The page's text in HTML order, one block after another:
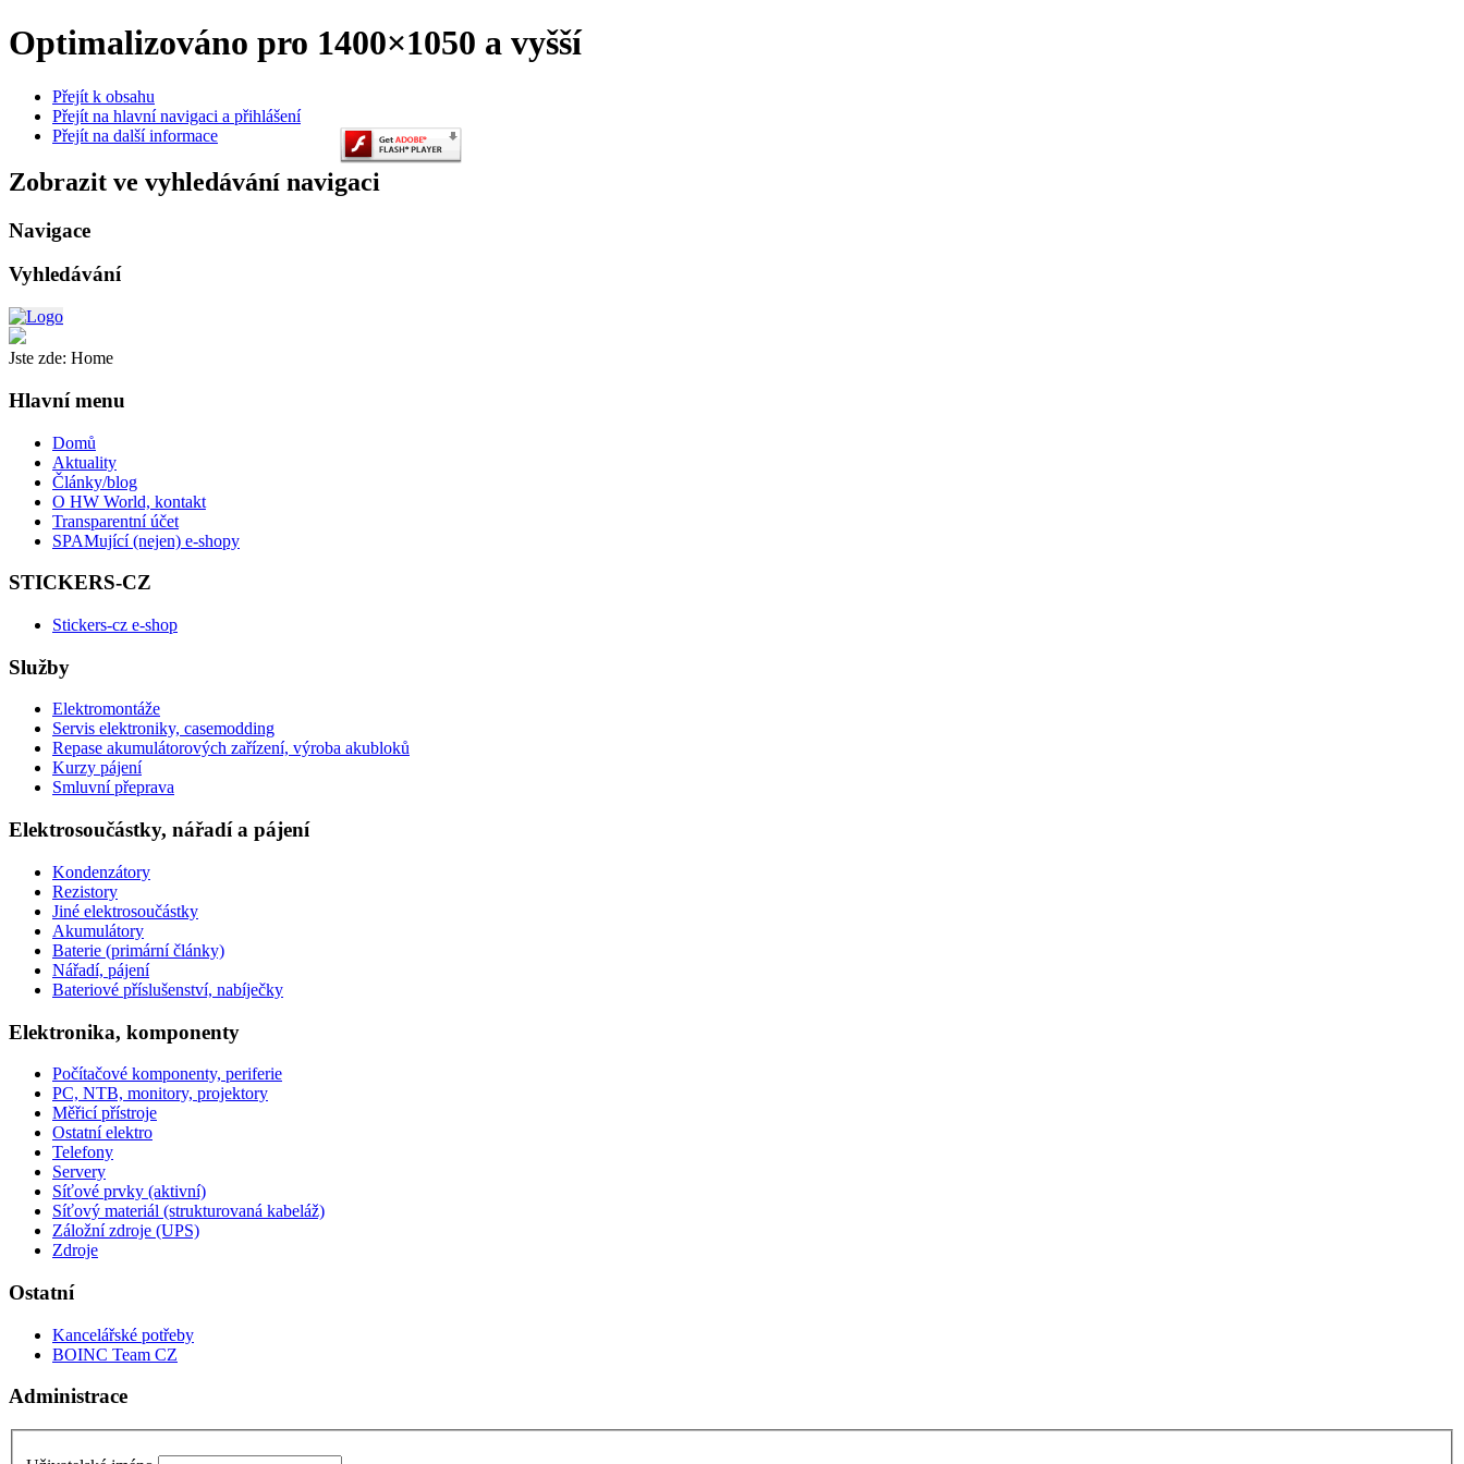
Optimalizováno pro 1400×1050 a vyšší
Přejít k obsahu
Přejít na hlavní navigaci a přihlášení
Přejít na další informace
Zobrazit ve vyhledávání navigaci
Navigace
Vyhledávání
Jste zde: Home
Hlavní menu
Domů
Aktuality
Články/blog
O HW World, kontakt
Transparentní účet
SPAMující (nejen) e-shopy
STICKERS-CZ
Stickers-cz e-shop
Služby
Elektromontáže
Servis elektroniky, casemodding
Repase akumulátorových zařízení, výroba akubloků
Kurzy pájení
Smluvní přeprava
Elektrosoučástky, nářadí a pájení
Kondenzátory
Rezistory
Jiné elektrosoučástky
Akumulátory
Baterie (primární články)
Nářadí, pájení
Bateriové příslušenství, nabíječky
Elektronika, komponenty
Počítačové komponenty, periferie
PC, NTB, monitory, projektory
Měřicí přístroje
Ostatní elektro
Telefony
Servery
Síťové prvky (aktivní)
Síťový materiál (strukturovaná kabeláž)
Záložní zdroje (UPS)
Zdroje
Ostatní
Kancelářské potřeby
BOINC Team CZ
Administrace